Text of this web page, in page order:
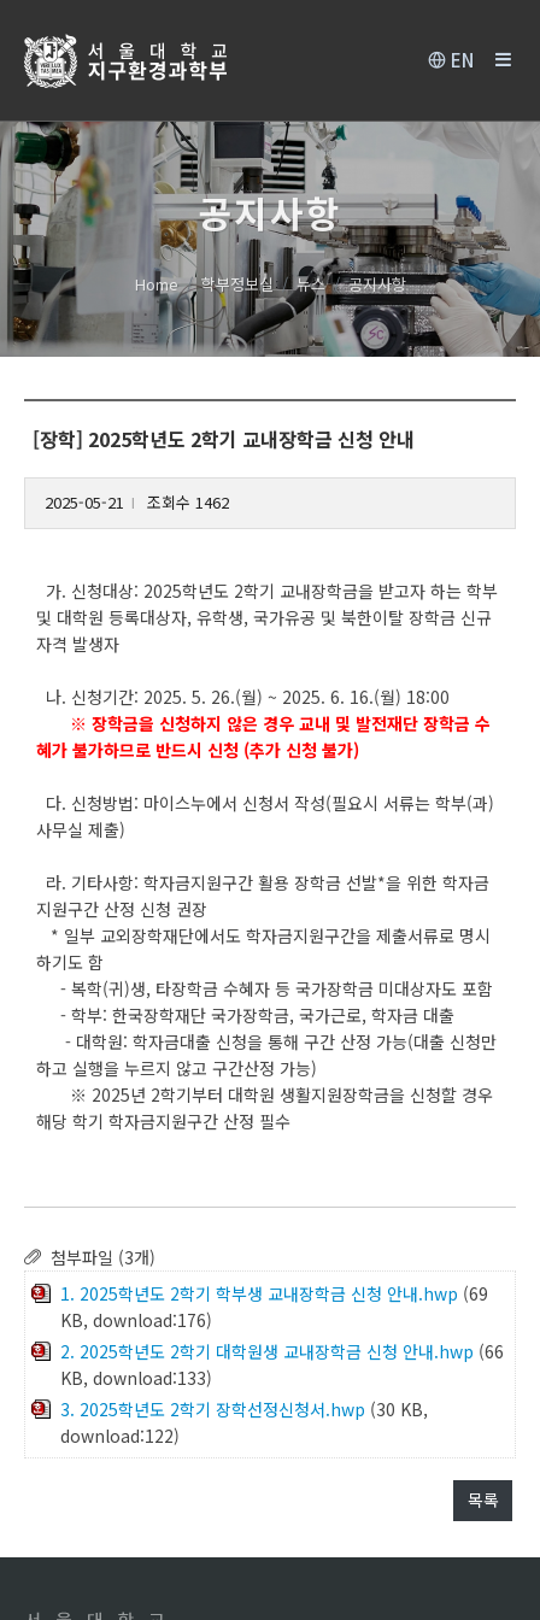
EN
공지사항
Home 학부정보실 뉴스 공지사항
[장학] 2025학년도 2학기 교내장학금 신청 안내
2025-05-21 조회수 1462
가. 신청대상: 2025학년도 2학기 교내장학금을 받고자 하는 학부
및 대학원 등록대상자, 유학생, 국가유공 및 북한이탈 장학금 신규
자격 발생자
나. 신청기간: 2025. 5. 26.(월) ~ 2025. 6. 16.(월) 18:00
※ 장학금을 신청하지 않은 경우 교내 및 발전재단 장학금 수
혜가 불가하므로 반드시 신청 (추가 신청 불가)
다. 신청방법: 마이스누에서 신청서 작성(필요시 서류는 학부(과)
사무실 제출)
라. 기타사항: 학자금지원구간 활용 장학금 선발*을 위한 학자금
지원구간 산정 신청 권장
* 일부 교외장학재단에서도 학자금지원구간을 제출서류로 명시
하기도 함
- 복학(귀)생, 타장학금 수혜자 등 국가장학금 미대상자도 포함
- 학부: 한국장학재단 국가장학금, 국가근로, 학자금 대출
- 대학원: 학자금대출 신청을 통해 구간 산정 가능(대출 신청만
하고 실행을 누르지 않고 구간산정 가능)
※ 2025년 2학기부터 대학원 생활지원장학금을 신청할 경우
해당 학기 학자금지원구간 산정 필수
첨부파일 (3개)
1. 2025학년도 2학기 학부생 교내장학금 신청 안내.hwp (69
KB, download:176)
2. 2025학년도 2학기 대학원생 교내장학금 신청 안내.hwp (66
KB, download:133)
3. 2025학년도 2학기 장학선정신청서.hwp (30 KB,
download:122)
목록